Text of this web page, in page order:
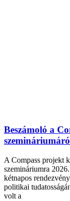
Beszámoló a
A Compass projekt
szemináriumra
kétnapos
politikai
volt a